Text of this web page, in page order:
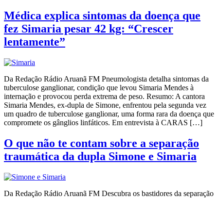
Médica explica sintomas da doença que
fez Simaria pesar 42 kg: “Crescer
lentamente”
Da Redação Rádio Aruanã FM Pneumologista detalha sintomas da
tuberculose ganglionar, condição que levou Simaria Mendes à
internação e provocou perda extrema de peso. Resumo: A cantora
Simaria Mendes, ex-dupla de Simone, enfrentou pela segunda vez
um quadro de tuberculose ganglionar, uma forma rara da doença que
compromete os gânglios linfáticos. Em entrevista à CARAS […]
O que não te contam sobre a separação
traumática da dupla Simone e Simaria
Da Redação Rádio Aruanã FM Descubra os bastidores da separação